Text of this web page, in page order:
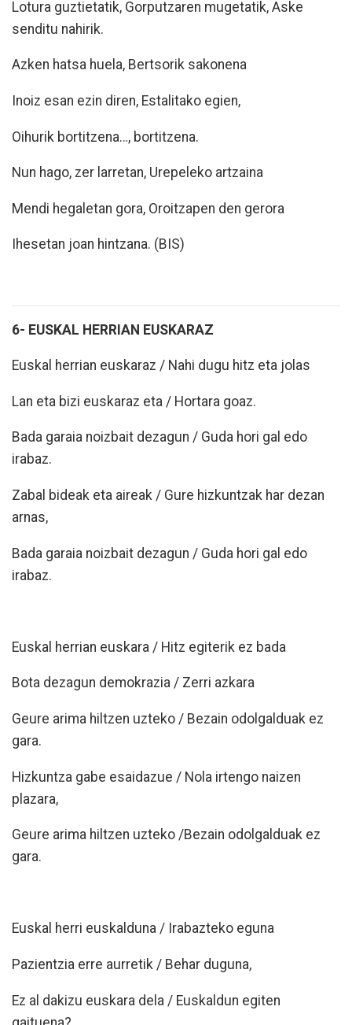
Lotura guztietatik, Gorputzaren mugetatik, Aske
senditu nahirik.
Azken hatsa huela, Bertsorik sakonena
Inoiz esan ezin diren, Estalitako egien,
Oihurik bortitzena…, bortitzena.
Nun hago, zer larretan, Urepeleko artzaina
Mendi hegaletan gora, Oroitzapen den gerora
Ihesetan joan hintzana. (BIS)
6- EUSKAL HERRIAN EUSKARAZ
Euskal herrian euskaraz / Nahi dugu hitz eta jolas
Lan eta bizi euskaraz eta / Hortara goaz.
Bada garaia noizbait dezagun / Guda hori gal edo
irabaz.
Zabal bideak eta aireak / Gure hizkuntzak har dezan
arnas,
Bada garaia noizbait dezagun / Guda hori gal edo
irabaz.
Euskal herrian euskara / Hitz egiterik ez bada
Bota dezagun demokrazia / Zerri azkara
Geure arima hiltzen uzteko / Bezain odolgalduak ez
gara.
Hizkuntza gabe esaidazue / Nola irtengo naizen
plazara,
Geure arima hiltzen uzteko /Bezain odolgalduak ez
gara.
Euskal herri euskalduna / Irabazteko eguna
Pazientzia erre aurretik / Behar duguna,
Ez al dakizu euskara dela / Euskaldun egiten